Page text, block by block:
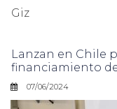
Giz
Lanzan en Chile
financiamiento
07/06/2024